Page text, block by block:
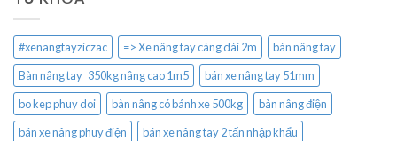
#xenangtayziczac => Xe nâng tay càng dài 2m
bàn nâng tay
Bàn nâng tay 350kg nâng cao 1m5
bán xe nâng tay 51mm
bo kep phuy doi
bàn nâng có bánh xe 500kg
bàn nâng điện
bán xe nâng phuy điện
bán xe nâng tay 2 tấn nhập khẩu